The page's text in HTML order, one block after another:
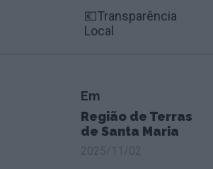
💶Transparência
Local
Em
Região de Terras
de Santa Maria